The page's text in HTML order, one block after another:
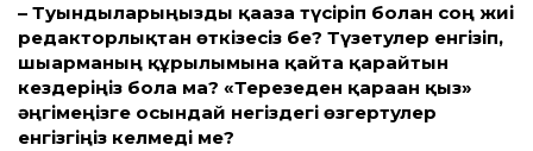
– Туындыларыңызды қағазға түсіріп болған соң жиі
редакторлықтан өткізесіз бе? Түзетулер енгізіп,
шығарманың құры­лы­мына қайта қарайтын
кездеріңіз бола ма? «Терезеден қараған қыз»
әңгімеңізге осын­дай негіздегі өзгертулер
енгізгіңіз кел­меді ме?